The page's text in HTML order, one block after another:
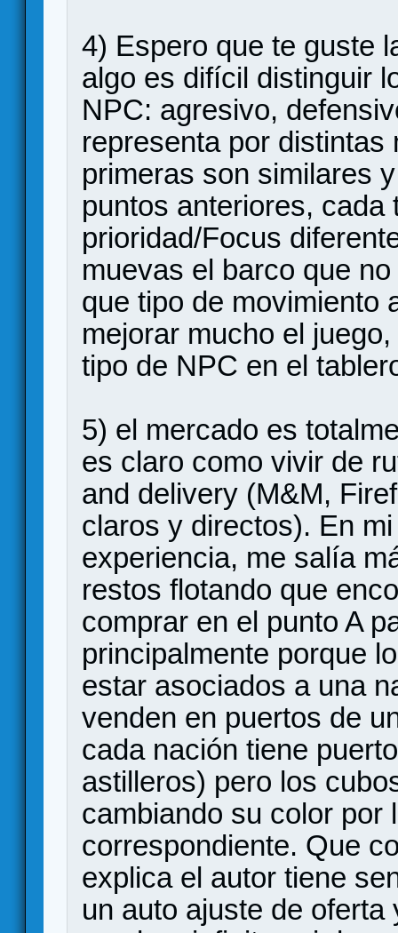
4) Espero que te guste
algo es difícil distinguir
NPC: agresivo,
representa por
primeras son similares
puntos anteriores, cada
prioridad/Focus
muevas el barco que
que tipo de movimiento
mejorar mucho el
tipo de NPC en el
5) el mercado es
es claro como vivir de
and delivery (M&M,
claros y directos). En
experiencia, me salía
restos flotando que
comprar en el punto A
principalmente porque
estar asociados a una
venden en puertos de
cada nación tiene
astilleros) pero los
cambiando su color por
correspondiente. Que
explica el autor tiene
un auto ajuste de